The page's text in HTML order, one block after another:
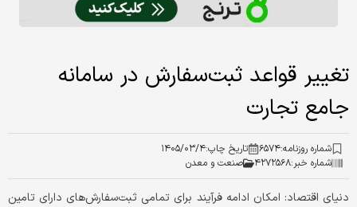
تغییر قواعد ثبت‌سفارش در سامانه
جامع تجارت
شماره روزنامه:۶۵۷۴ تاریخ چاپ:۱۴۰۵/۰۳/۴
شماره خبر:۴۲۷۲۵۶۸ صنعت و معدن
دنیای اقتصاد: امکان ادامه فرآیند برای تمامی ثبت‌سفارش‌های دارای تامین